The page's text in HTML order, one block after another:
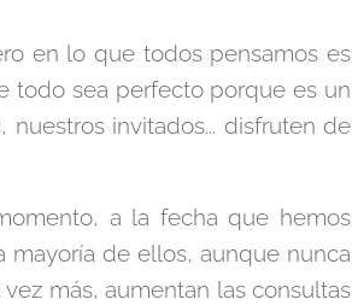
en lo que todos pensamos es
todo sea perfecto porque es un
invitados... disfruten de
a la fecha que hemos
de ellos, aunque nunca
más, aumentan las consultas